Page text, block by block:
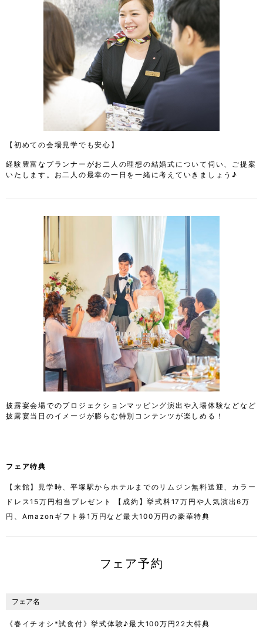
【初めての会場見学でも安心】
経験豊富なプランナーがお二人の理想の結婚式について伺い、ご提案
いたします。お二人の最幸の一日を一緒に考えていきましょう♪
披露宴会場でのプロジェクションマッピング演出や入場体験などなど
披露宴当日のイメージが膨らむ特別コンテンツが楽しめる！
フェア特典
【来館】見学時、平塚駅からホテルまでのリムジン無料送迎、カラー
ドレス15万円相当プレゼント 【成約】挙式料17万円や人気演出6万
円、Amazonギフト券1万円など最大100万円の豪華特典
フェア予約
フェア名
《春イチオシ*試食付》挙式体験♪最大100万円22大特典